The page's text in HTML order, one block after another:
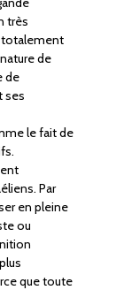
très
totalement
de
de
ses
le fait de
Par
en pleine
ou
que toute